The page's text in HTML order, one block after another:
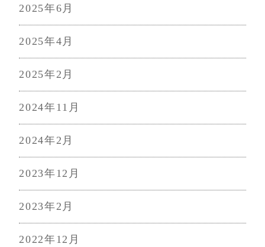
2025年6月
2025年4月
2025年2月
2024年11月
2024年2月
2023年12月
2023年2月
2022年12月